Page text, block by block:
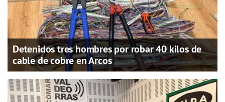
Detenidos tres hombres por robar 40 kilos de
cable de cobre en Arcos